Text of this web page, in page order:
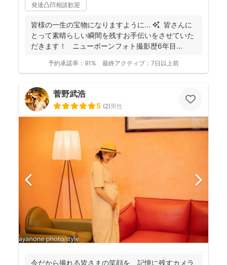
発達凸凹相談歓迎
皆様の一生の宝物になりますように... ✨ 皆さんに
とって素晴らしい瞬間を残すお手伝いをさせていた
だきます！ ニューボーンフォト撮影歴6年目...
予約承諾率： 91% 最終アクティブ： 7日以上前
菅野武浩
5 (2)男性
今だから撮れる皆さまの笑顔を 記憶に残すカメラ